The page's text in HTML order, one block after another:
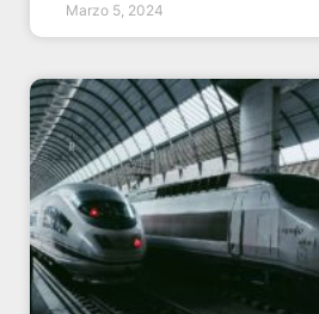
Marzo 5, 2024